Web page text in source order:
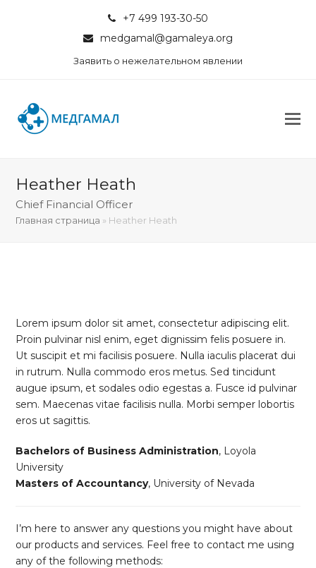
+7 499 193-30-50
medgamal@gamaleya.org
Заявить о нежелательном явлении
Heather Heath
Chief Financial Officer
Главная страница » Heather Heath
Lorem ipsum dolor sit amet, consectetur adipiscing elit.
Proin pulvinar nisl enim, eget dignissim felis posuere in.
Ut suscipit et mi facilisis posuere. Nulla iaculis placerat dui
in rutrum. Nulla commodo eros metus. Sed tincidunt
augue ipsum, et sodales odio egestas a. Fusce id pulvinar
sem. Maecenas vitae facilisis nulla. Morbi semper lobortis
eros ut sagittis.
Bachelors of Business Administration, Loyola
University
Masters of Accountancy, University of Nevada
I’m here to answer any questions you might have about
our products and services. Feel free to contact me using
any of the following methods: